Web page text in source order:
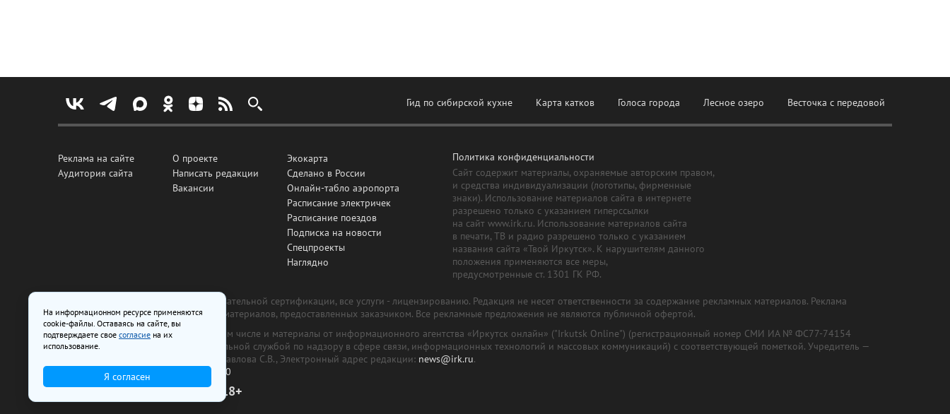
Гид по сибирской кухне Карта катков Голоса города Лесное озеро Весточка с передовой
Реклама на сайте
Аудитория сайта
О проекте
Написать редакции
Вакансии
Экокарта
Сделано в России
Онлайн-табло аэропорта
Расписание электричек
Расписание поездов
Подписка на новости
Спецпроекты
Наглядно
Политика конфиденциальности
Сайт содержит материалы, охраняемые авторским правом,
и средства индивидуализации (логотипы, фирменные
знаки). Использование материалов сайта в интернете
разрешено только с указанием гиперссылки
на сайт www.irk.ru. Использование материалов сайта
в печати, ТВ и радио разрешено только с указанием
названия сайта «Твой Иркутск». К нарушителям данного
положения применяются все меры,
предусмотренные ст. 1301 ГК РФ.
Все рекламные товары подлежат обязательной сертификации, все услуги - лицензированию. Редакция не несет ответственности за содержание рекламных материалов. Реклама
изготовлена и размещена на основе материалов, предоставленных заказчиком. Все рекламные предложения не являются публичной офертой.
На сайте www.irk.ru размещаются в том числе и материалы от информационного агентства «Иркутск онлайн» ("Irkutsk Online") (регистрационный номер СМИ ИА № ФС77-74154
от 29 октября 2018 г., выдан Федеральной службой по надзору в сфере связи, информационных технологий и массовых коммуникаций) с соответствующей пометкой. Учредитель —
ООО «Ирк.ру». Главный редактор — Павлова С.В., Электронный адрес редакции: news@irk.ru.
Телефон редакции:
+7 (3952) 48-88-50
18+
На информационном ресурсе применяются
cookie-файлы. Оставаясь на сайте, вы
подтверждаете свое согласие на их
использование.
Я согласен